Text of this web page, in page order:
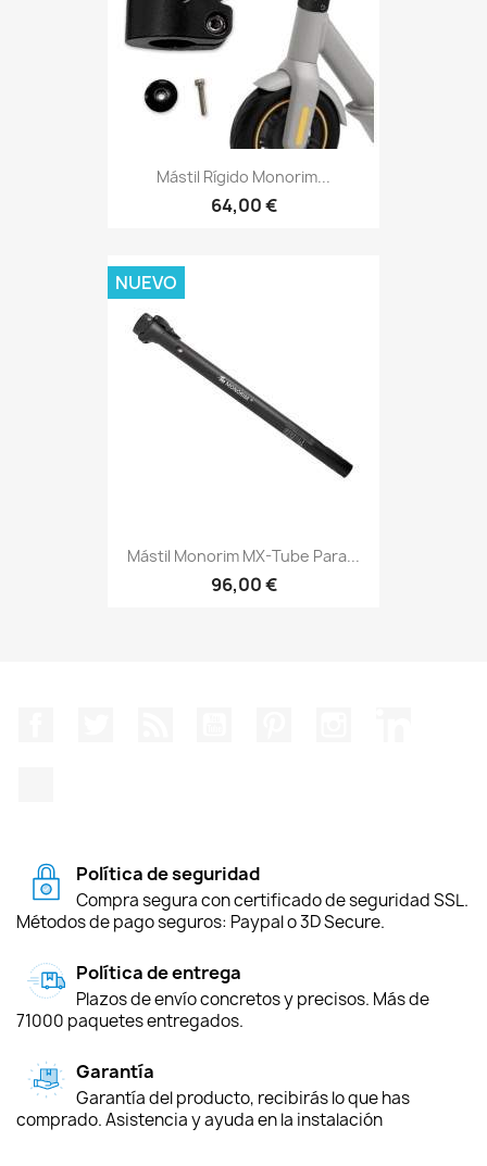
Mástil Rígido Monorim...
64,00 €
Mástil Monorim MX-Tube Para...
96,00 €
NUEVO
Política de seguridad
Compra segura con certificado de seguridad SSL.
Métodos de pago seguros: Paypal o 3D Secure.
Política de entrega
Plazos de envío concretos y precisos. Más de
71000 paquetes entregados.
Garantía
Garantía del producto, recibirás lo que has
comprado. Asistencia y ayuda en la instalación